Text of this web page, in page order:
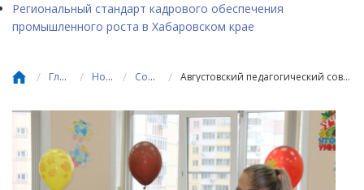
Региональный стандарт кадрового обеспечения
промышленного роста в Хабаровском крае
/ Главная / Новости / События / Августовский педагогический совет впервые состоялся в крае